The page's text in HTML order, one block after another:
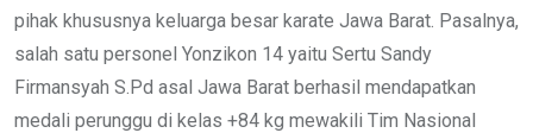
pihak khususnya keluarga besar karate Jawa Barat. Pasalnya,
salah satu personel Yonzikon 14 yaitu Sertu Sandy
Firmansyah S.Pd asal Jawa Barat berhasil mendapatkan
medali perunggu di kelas +84 kg mewakili Tim Nasional